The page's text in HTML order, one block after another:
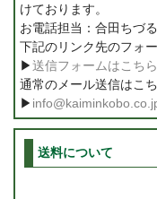
けております。
お電話担当：合田ちづる
下記のリンク先のフォ
▶送信フォームはこち
通常のメール送信はこ
▶
送料について